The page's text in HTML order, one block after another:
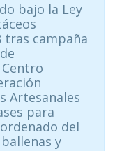
bajo la Ley
tras campaña
Artesanales
para
del
y